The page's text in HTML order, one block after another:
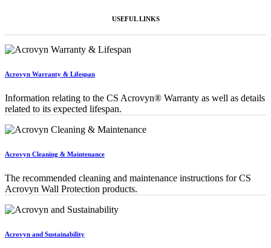
USEFUL LINKS
Acrovyn Warranty & Lifespan
Information relating to the CS Acrovyn® Warranty as well as details
related to its expected lifespan.
Acrovyn Cleaning & Maintenance
The recommended cleaning and maintenance instructions for CS
Acrovyn Wall Protection products.
Acrovyn and Sustainability